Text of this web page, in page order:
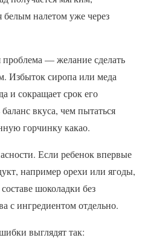
налетом уже через
— желание сделать
Избыток сиропа или меда
и сокращает срок его
вкуса, чем пытаться
горчинку какао.
Если ребенок впервые
например орехи или ягоды,
шоколадки без
с ингредиентом отдельно.
выглядят так: